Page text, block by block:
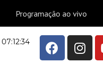
07:12:35
F
a
I
n